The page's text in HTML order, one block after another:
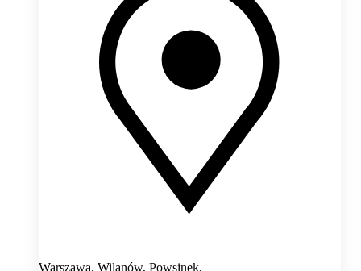
Warszawa, Wilanów, Powsinek,